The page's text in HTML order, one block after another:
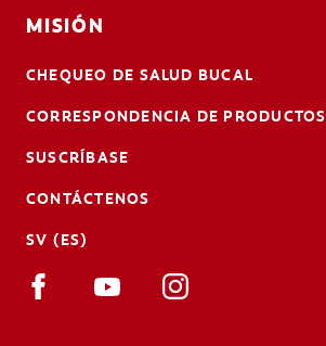
MISIÓN
CHEQUEO DE SALUD BUCAL
CORRESPONDENCIA DE PRODUCTOS
SUSCRÍBASE
CONTÁCTENOS
SV (ES)